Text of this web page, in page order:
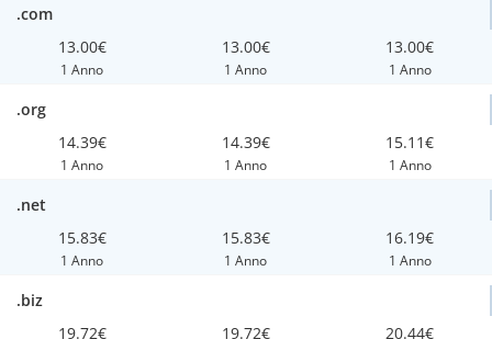
.com
13.00€
1 Anno
13.00€
1 Anno
13.00€
1 Anno
.org
14.39€
1 Anno
14.39€
1 Anno
15.11€
1 Anno
.net
15.83€
1 Anno
15.83€
1 Anno
16.19€
1 Anno
.biz
19.72€
19.72€ 20.44€